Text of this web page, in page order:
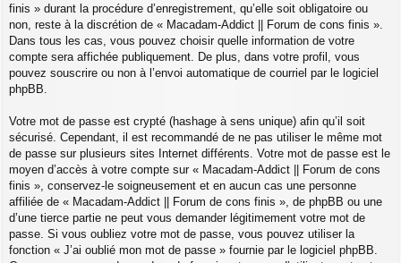
finis » durant la procédure d’enregistrement, qu’elle soit obligatoire ou
non, reste à la discrétion de « Macadam-Addict || Forum de cons finis ».
Dans tous les cas, vous pouvez choisir quelle information de votre
compte sera affichée publiquement. De plus, dans votre profil, vous
pouvez souscrire ou non à l’envoi automatique de courriel par le logiciel
phpBB.
Votre mot de passe est crypté (hashage à sens unique) afin qu’il soit
sécurisé. Cependant, il est recommandé de ne pas utiliser le même mot
de passe sur plusieurs sites Internet différents. Votre mot de passe est le
moyen d’accès à votre compte sur « Macadam-Addict || Forum de cons
finis », conservez-le soigneusement et en aucun cas une personne
affiliée de « Macadam-Addict || Forum de cons finis », de phpBB ou une
d’une tierce partie ne peut vous demander légitimement votre mot de
passe. Si vous oubliez votre mot de passe, vous pouvez utiliser la
fonction « J’ai oublié mon mot de passe » fournie par le logiciel phpBB.